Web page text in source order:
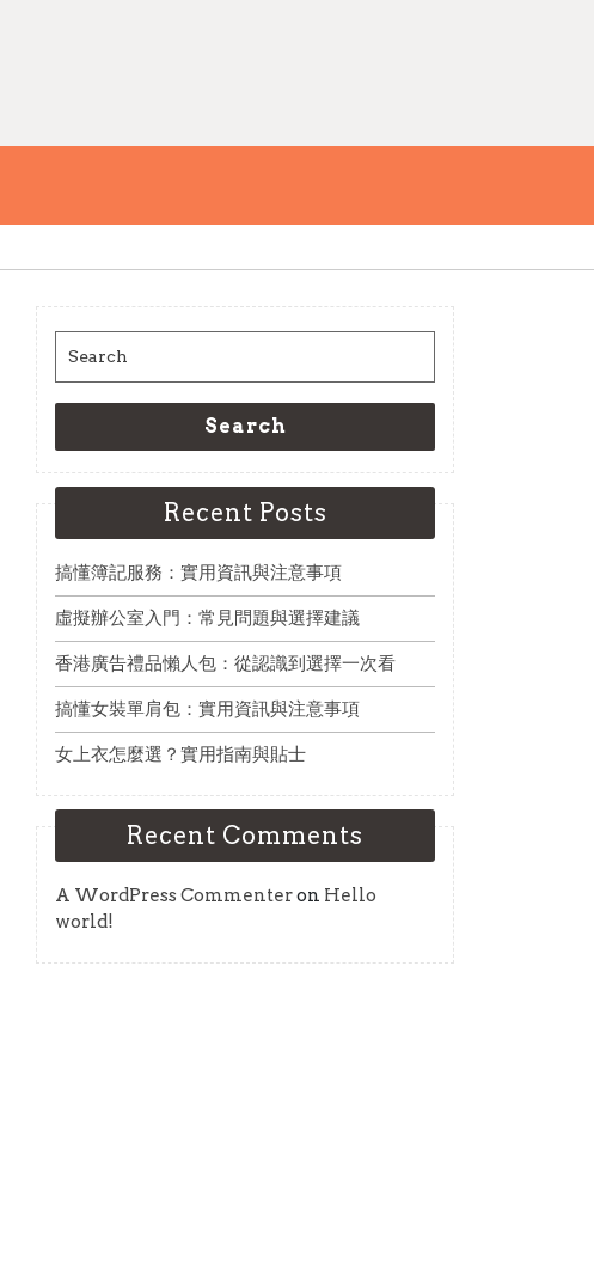
for:
Search
Recent Posts
搞懂簿記服務：實用資訊與注意事項
虛擬辦公室入門：常見問題與選擇建議
香港廣告禮品懶人包：從認識到選擇一次看
搞懂女裝單肩包：實用資訊與注意事項
女上衣怎麼選？實用指南與貼士
Recent Comments
A WordPress Commenteron Hello
world!